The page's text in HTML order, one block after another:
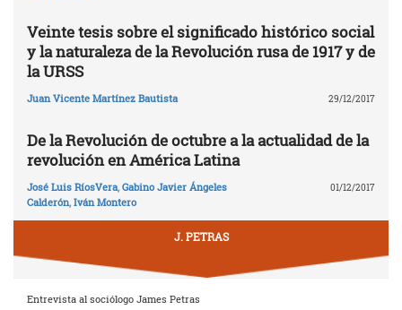
Veinte tesis sobre el significado histórico social
y la naturaleza de la Revolución rusa de 1917 y de
la URSS
Juan Vicente Martínez Bautista 29/12/2017
De la Revolución de octubre a la actualidad de la
revolución en América Latina
José Luis RíosVera, Gabino Javier Ángeles
Calderón, Iván Montero
01/12/2017
J. PETRAS
Entrevista al sociólogo James Petras